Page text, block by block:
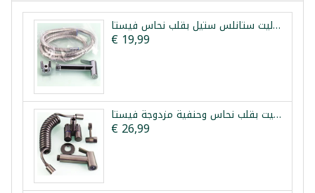
شطاف تواليت ستانلس ستيل بقلب نحاس فيستا
€ 19,99
طقم شطاف تواليت بقلب نحاس وحنفية مزدوجة فيستا
€ 26,99